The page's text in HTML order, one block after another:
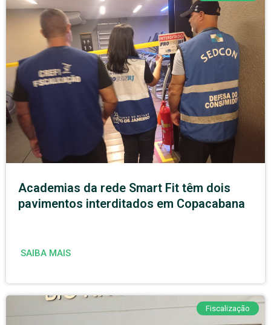
Academias da rede Smart Fit têm dois
pavimentos interditados em Copacabana
SAIBA MAIS
Fiscalização